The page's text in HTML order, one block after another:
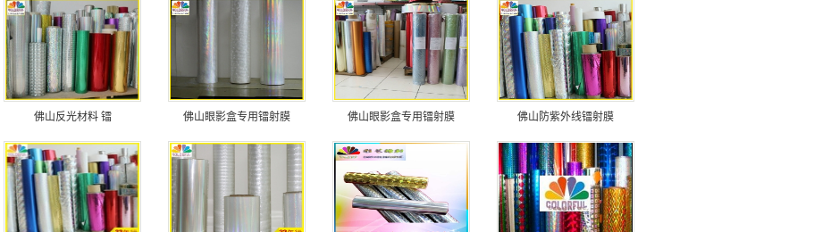
佛山反光材料 镭 佛山眼影盒专用镭射膜 佛山眼影盒专用镭射膜 佛山防紫外线镭射膜